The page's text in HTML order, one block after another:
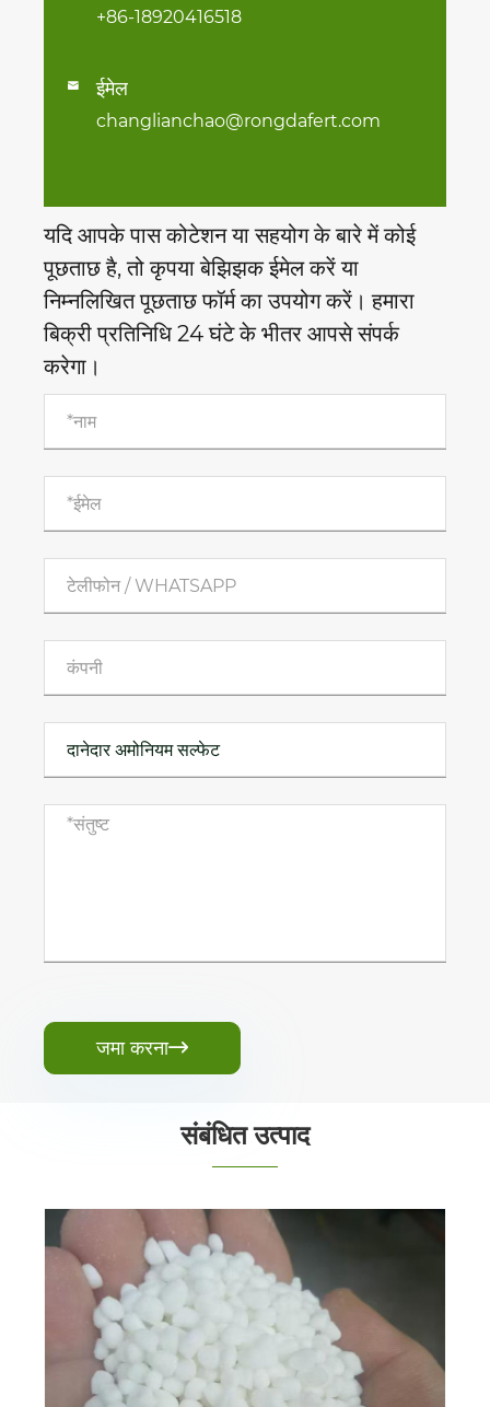
+86-18920416518
 ईमेल
changlianchao@rongdafert.com
यदि आपके पास कोटेशन या सहयोग के बारे में कोई
पूछताछ है, तो कृपया बेझिझक ईमेल करें या
निम्नलिखित पूछताछ फॉर्म का उपयोग करें। हमारा
बिक्री प्रतिनिधि 24 घंटे के भीतर आपसे संपर्क
करेगा।
जमा करना
संबंधित उत्पाद